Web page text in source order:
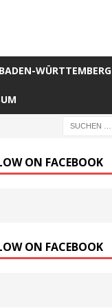
BADEN-WÜRTTEMBERG
ON FACEBOOK
ON FACEBOOK